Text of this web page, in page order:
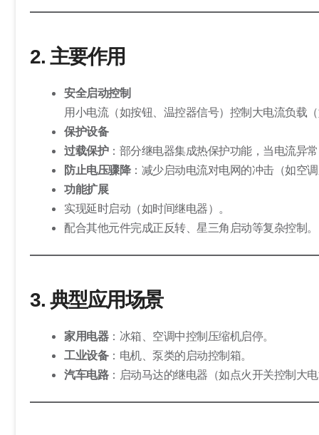
2. 主要作用
安全启动控制
用小电流（如按钮、温控器信号）控制大电流负载
保护设备
过载保护：部分继电器集成热保护功能，当电流异
防止电压骤降：减少启动电流对电网的冲击（如空
功能扩展
实现延时启动（如时间继电器）。
配合其他元件完成正反转、星三角启动等复杂控制。
3. 典型应用场景
家用电器：冰箱、空调中控制压缩机启停。
工业设备：电机、泵类的启动控制箱。
汽车电路：启动马达的继电器（如点火开关控制大